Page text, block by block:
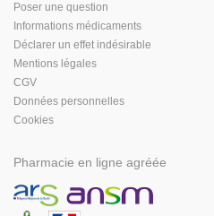
Poser une question
Informations médicaments
Déclarer un effet indésirable
Mentions légales
CGV
Données personnelles
Cookies
Pharmacie en ligne agréée